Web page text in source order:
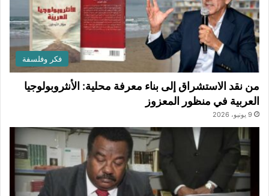
فكر وفلسفة
من نقد الاستشراق إلى بناء معرفة محلية: الأنثروبولوجيا
العربية في منظور المعزوز
9 يونيو، 2026